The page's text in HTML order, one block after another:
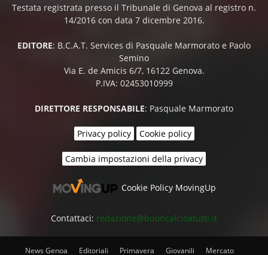
Testata registrata presso il Tribunale di Genova al registro n.
14/2016 con data 7 dicembre 2016.
EDITORE: B.C.A.T. Services di Pasquale Marmorato e Paolo
Semino
Via E. de Amicis 6/7, 16122 Genova.
P.IVA: 02453010999
DIRETTORE RESPONSABILE: Pasquale Marmorato
Privacy policy Cookie policy
Cambia impostazioni della privacy
Cookie Policy MovingUp
Contattaci: redazione@buoncalcioatutti.it
News Genoa Editoriali Primavera Giovanili Mercato